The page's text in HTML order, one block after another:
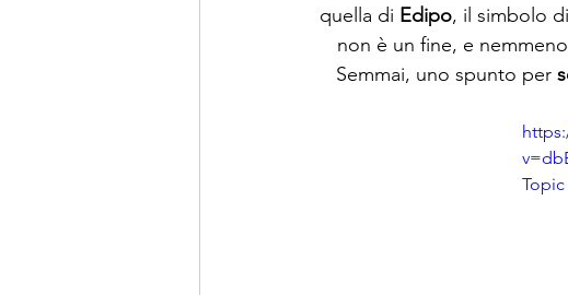
quella di Edipo, il simbolo
non è un fine, e
Semmai, uno spunto per
Topic